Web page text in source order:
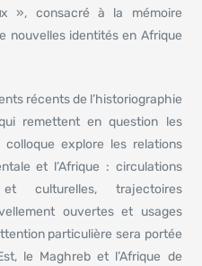
x », consacré à la mémoire
nouvelles identités en Afrique
récents de l’historiographie
remettent en question les
explore les relations
et l’Afrique : circulations
et culturelles, trajectoires
ouvertes et usages
particulière sera portée
le Maghreb et l’Afrique de